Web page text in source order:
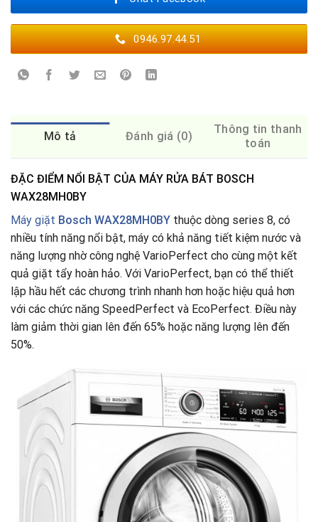
0946.97.44.51
Mô tả Đánh giá (0)
Thông tin thanh
toán
ĐẶC ĐIỂM NỔI BẬT CỦA MÁY RỬA BÁT BOSCH
WAX28MH0BY
Máy giặt Bosch WAX28MH0BY thuộc dòng series 8, có
nhiều tính năng nổi bật, máy có khả năng tiết kiệm nước và
năng lượng nhờ công nghệ VarioPerfect cho cùng một kết
quả giặt tẩy hoàn hảo. Với VarioPerfect, bạn có thể thiết
lập hầu hết các chương trình nhanh hơn hoặc hiệu quả hơn
với các chức năng SpeedPerfect và EcoPerfect. Điều này
làm giảm thời gian lên đến 65% hoặc năng lượng lên đến
50%.